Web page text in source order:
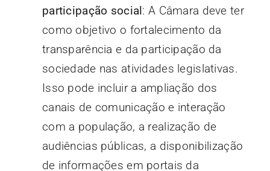
participação social: A Câmara deve ter
como objetivo o fortalecimento da
transparência e da participação da
sociedade nas atividades legislativas.
Isso pode incluir a ampliação dos
canais de comunicação e interação
com a população, a realização de
audiências públicas, a disponibilização
de informações em portais da